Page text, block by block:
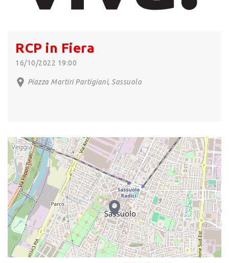
RCP in Fiera
16/10/2022 19:00
Piazza Martiri Partigiani, Sassuolo